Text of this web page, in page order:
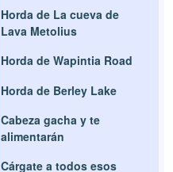
Horda de La cueva de
Lava Metolius
Horda de Wapintia Road
Horda de Berley Lake
Cabeza gacha y te
alimentarán
Cárgate a todos esos